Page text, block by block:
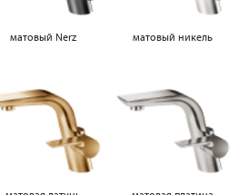
матовый Nerz матовый никель